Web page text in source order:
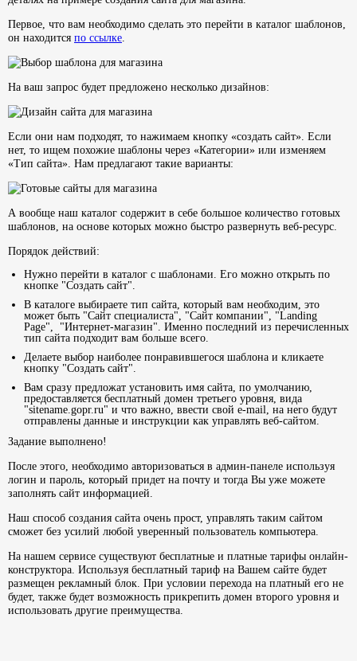
Первое, что вам необходимо сделать это перейти в каталог шаблонов,
он находится по ссылке.
На ваш запрос будет предложено несколько дизайнов:
Если они нам подходят, то нажимаем кнопку «создать сайт». Если
нет, то ищем похожие шаблоны через «Категории» или изменяем
«Тип сайта». Нам предлагают такие варианты:
А вообще наш каталог содержит в себе большое количество готовых
шаблонов, на основе которых можно быстро развернуть веб-ресурс.
Порядок действий:
Нужно перейти в каталог с шаблонами. Его можно открыть по
кнопке "Создать сайт".
В каталоге выбираете тип сайта, который вам необходим, это
может быть "Сайт специалиста", "Сайт компании", "Landing
Page", "Интернет-магазин". Именно последний из перечисленных
тип сайта подходит вам больше всего.
Делаете выбор наиболее понравившегося шаблона и кликаете
кнопку "Создать сайт".
Вам сразу предложат установить имя сайта, по умолчанию,
предоставляется бесплатный домен третьего уровня, вида
"sitename.gopr.ru" и что важно, ввести свой e-mail, на него будут
отправлены данные и инструкции как управлять веб-сайтом.
Задание выполнено!
После этого, необходимо авторизоваться в админ-панеле используя
логин и пароль, который придет на почту и тогда Вы уже можете
заполнять сайт информацией.
Наш способ создания сайта очень прост, управлять таким сайтом
сможет без усилий любой уверенный пользователь компьютера.
На нашем сервисе существуют бесплатные и платные тарифы онлайн-
конструктора. Используя бесплатный тариф на Вашем сайте будет
размещен рекламный блок. При условии перехода на платный его не
будет, также будет возможность прикрепить домен второго уровня и
использовать другие преимущества.